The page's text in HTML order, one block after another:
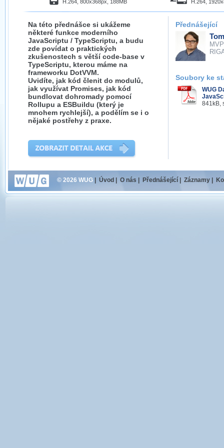
H.264, 800x368px, 188MB H.264,
Na této přednášce si ukážeme
některé funkce moderního
JavaScriptu / TypeScriptu, a budu
zde povídat o praktických
zkušenostech s větší code-base v
TypeScriptu, kterou máme na
frameworku DotVVM.
Uvidíte, jak kód členit do modulů,
jak využívat Promises, jak kód
bundlovat dohromady pomocí
Rollupu a ESBuildu (který je
mnohem rychlejší), a podělím se i o
nějaké postřehy z praxe.
Přednášející
MVP
Soubory ke
WUG
841kB,
© 2026 WUG Úvod O nás Přednášející Záznamy